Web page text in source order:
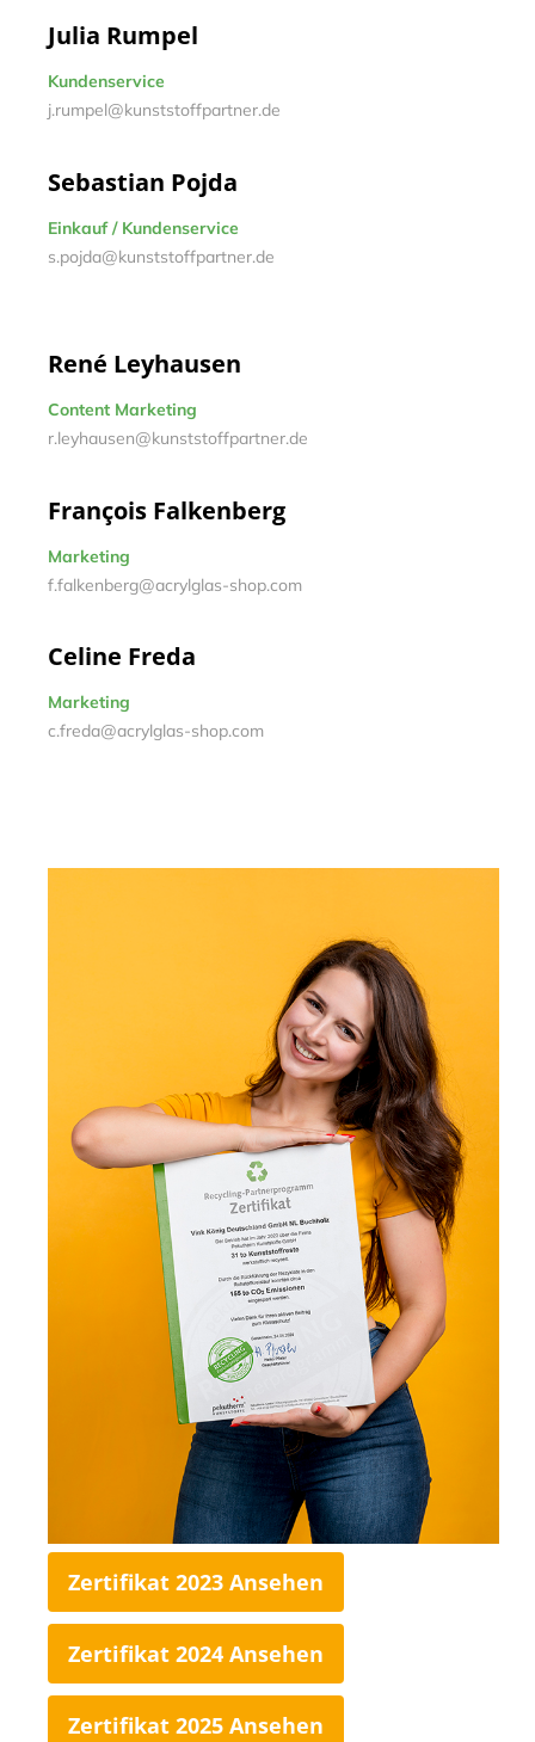
Julia Rumpel
Kundenservice
j.rumpel@kunststoffpartner.de
Sebastian Pojda
Einkauf / Kundenservice
s.pojda@kunststoffpartner.de
René Leyhausen
Content Marketing
r.leyhausen@kunststoffpartner.de
François Falkenberg
Marketing
f.falkenberg@acrylglas-shop.com
Celine Freda
Marketing
c.freda@acrylglas-shop.com
Zertifikat 2023 Ansehen
Zertifikat 2024 Ansehen
Zertifikat 2025 Ansehen